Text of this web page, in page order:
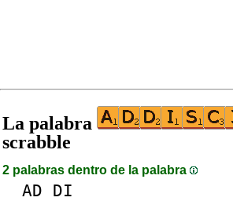
La palabra
scrabble
2 palabras dentro de la palabra
AD DI